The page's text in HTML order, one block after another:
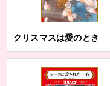
クリスマスは愛のとき